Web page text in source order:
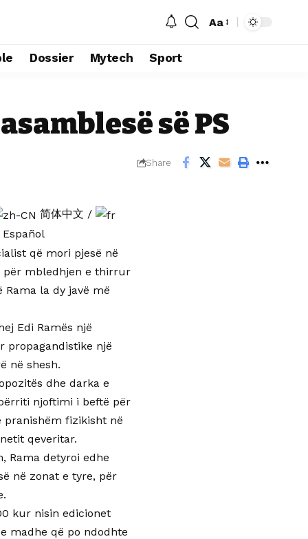
Font
Aa
Dossier Mytech Sport
së PS
Share
简体中文 /
Español
që mori pjesë në
për mbledhjen e thirrur
la dy javë më
Edi Ramës një
propagandistike një
në shesh.
dhe darka e
njoftimi i beftë për
pranishëm fizikisht në
qeveritar.
Rama detyroi edhe
në zonat e tyre, për
kur nisin edicionet
madhe që po ndodhte